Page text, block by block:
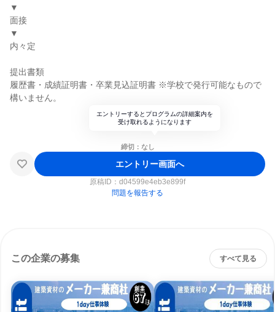
▼
面接
▼
内々定
提出書類
履歴書・成績証明書・卒業見込証明書 ※学校で発行可能なもので
構いません。
エントリーするとプログラムの詳細案内を
受け取れるようになります
締切：なし
エントリー画面へ
原稿ID： d04599e4eb3e899f
問題を報告する
この企業の募集 すべて見る